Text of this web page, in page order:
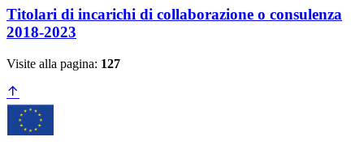
Titolari di incarichi di collaborazione o consulenza
2018-2023
Visite alla pagina: 127